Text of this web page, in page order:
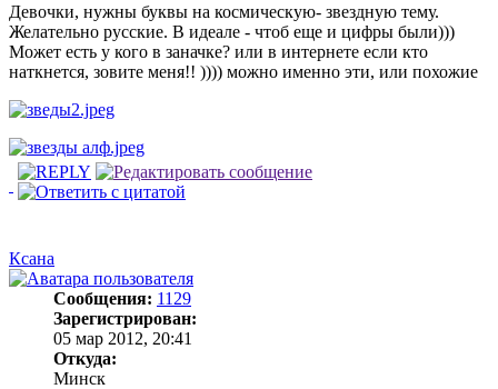
Девочки, нужны буквы на космическую- звездную тему.
Желательно русские. В идеале - чтоб еще и цифры были)))
Может есть у кого в заначке? или в интернете если кто
наткнется, зовите меня!! )))) можно именно эти, или похожие
Ксана
Сообщения: 1129
Зарегистрирован:
05 мар 2012, 20:41
Откуда:
Минск